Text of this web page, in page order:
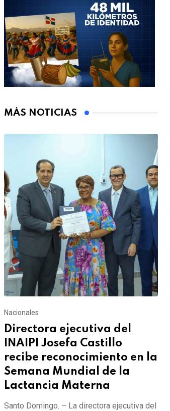
MÁS NOTICIAS
Nacionales
Directora ejecutiva del
INAIPI Josefa Castillo
recibe reconocimiento en la
Semana Mundial de la
Lactancia Materna
Santo Domingo. – La directora ejecutiva del